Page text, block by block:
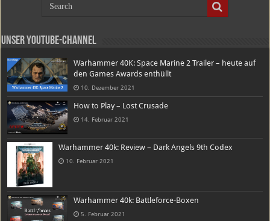
Unser Youtube-Channel
Warhammer 40K: Space Marine 2 Trailer – heute auf
den Games Awards enthüllt
10. Dezember 2021
How to Play – Lost Crusade
14. Februar 2021
Warhammer 40k: Review – Dark Angels 9th Codex
10. Februar 2021
Warhammer 40k: Battleforce-Boxen
5. Februar 2021